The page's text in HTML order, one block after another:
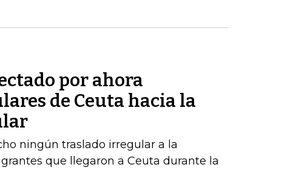
por ahora
de Ceuta hacia la
ningún traslado irregular a la
que llegaron a Ceuta durante la